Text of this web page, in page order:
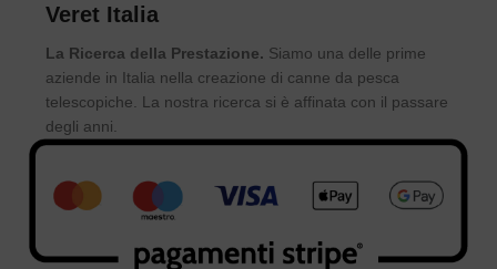
Veret Italia
La Ricerca della Prestazione. Siamo una delle prime
aziende in Italia nella creazione di canne da pesca
telescopiche. La nostra ricerca si è affinata con il passare
degli anni.